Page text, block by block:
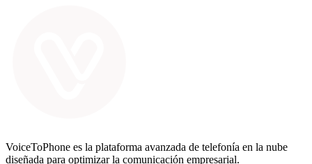
VoiceToPhone es la plataforma avanzada de telefonía en la nube
diseñada para optimizar la comunicación empresarial.